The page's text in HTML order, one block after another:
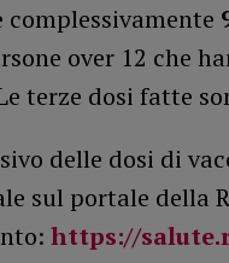
over 12 che
terze dosi fatte
delle dosi di
sul portale della
https://